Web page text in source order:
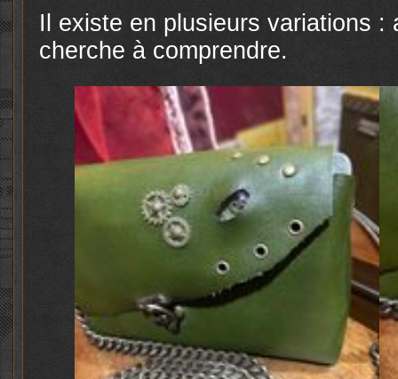
Il existe en plusieurs variations
cherche à comprendre.